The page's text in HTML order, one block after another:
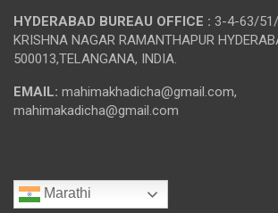
HYDERABAD BUREAU OFFICE : 3-4-63/
KRISHNA NAGAR RAMANTHAPUR
500013,TELANGANA, INDIA.
EMAIL: mahimakhadicha@gmail.com,
mahimakadicha@gmail.com
Marathi